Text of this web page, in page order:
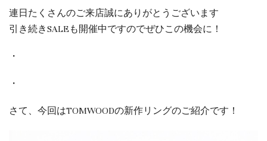
連日たくさんのご来店誠にありがとうございます
引き続きSALEも開催中ですのでぜひこの機会に！
・
・
さて、今回はTOMWOODの新作リングのご紹介です！